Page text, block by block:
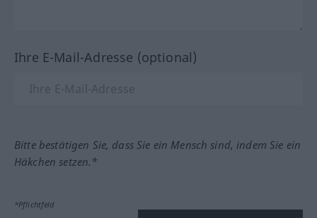
Ihre E-Mail-Adresse (optional)
Bitte bestätigen Sie, dass Sie ein Mensch sind, indem Sie ein
Häkchen setzen.*
*Pflichtfeld